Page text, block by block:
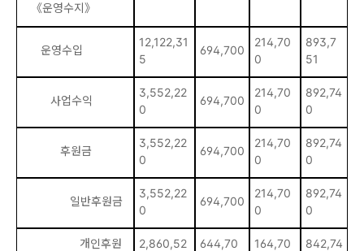
《운영수지》
운영수입
12,122,31
5
694,700
214,70
0
893,7
51
사업수익
3,552,22
0
694,700
214,70
0
892,74
0
후원금
3,552,22
0
694,700
214,70
0
892,74
0
일반후원금
3,552,22
0
694,700
214,70
0
892,74
0
개인후원
2,860,52
644,70
164,70
842,74